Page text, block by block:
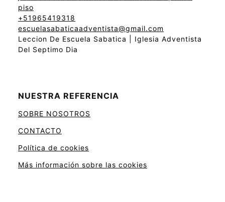
piso
+51965419318
escuelasabaticaadventista@gmail.com
Leccion De Escuela Sabatica | Iglesia Adventista
Del Septimo Dia
NUESTRA REFERENCIA
SOBRE NOSOTROS
CONTACTO
Política de cookies
Más información sobre las cookies